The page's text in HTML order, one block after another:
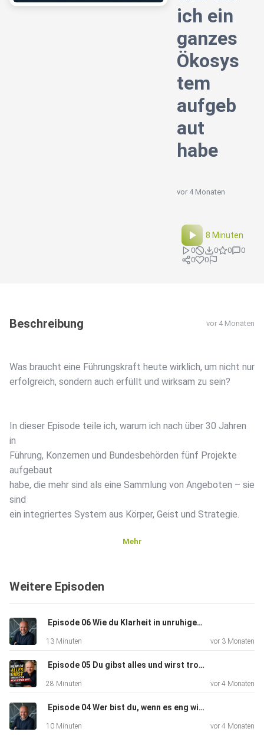
ich ein
ganzes
Ökosys
tem
aufgeb
aut
habe
vor 4 Monaten
8 Minuten
0 0 0
0
0
0
Beschreibung vor 4 Monaten
Was braucht eine Führungskraft heute wirklich, um nicht nur
erfolgreich, sondern auch erfüllt und wirksam zu sein?
In dieser Episode teile ich, warum ich nach über 30 Jahren
in
Führung, Konzernen und Bundesbehörden fünf Projekte
aufgebaut
habe, die mehr sind als eine Sammlung von Angeboten – sie
sind
ein integriertes System aus Körper, Geist und Strategie.
Management, KlarFlieger, das KlarSein-Netzwerk,
Executive Coaching. Und ich erkläre, warum der Weg von
Führungskräften fast immer von außen nach innen führt –
vom
Symptom zur Ursache, von der Management-Technik zur
menschlichen
Mehr
Weitere Episoden
️ Episode 06 Wie du Klarheit in unruhigen Zeiten treffen kannst
13 Minuten vor 3 Monaten
️ Episode 05 Du gibst alles und wirst trotzdem nicht gesehen
28 Minuten vor 4 Monaten
️ Episode 04 Wer bist du, wenn es eng wird? Die Wahrheit über Führung unter Druck
10 Minuten vor 4 Monaten